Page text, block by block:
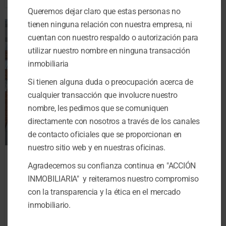
Venta
Apartamento
La Felicidad
VENTA APARTAMENTO EN
LA FELICIDAD, CERCA A LA
$280,000,000
Queremos dejar claro que estas personas no
tienen ninguna relación con nuestra empresa, ni
cuentan con nuestro respaldo o autorización para
utilizar nuestro nombre en ninguna transacción
inmobiliaria
Si tienen alguna duda o preocupación acerca de
cualquier transacción que involucre nuestro
nombre, les pedimos que se comuniquen
directamente con nosotros a través de los canales
de contacto oficiales que se proporcionan en
nuestro sitio web y en nuestras oficinas.
Agradecemos su confianza continua en "ACCIÓN
INMOBILIARIA" y reiteramos nuestro compromiso
con la transparencia y la ética en el mercado
inmobiliario.